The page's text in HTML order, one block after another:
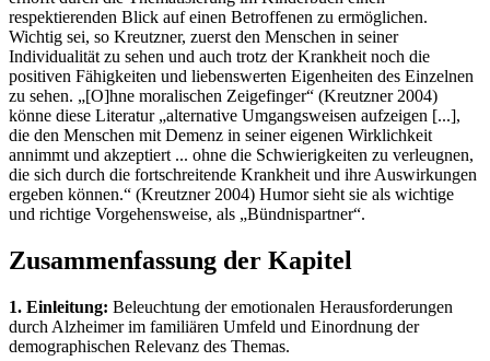
respektierenden Blick auf einen Betroffenen zu ermöglichen.
Wichtig sei, so Kreutzner, zuerst den Menschen in seiner
Individualität zu sehen und auch trotz der Krankheit noch die
positiven Fähigkeiten und liebenswerten Eigenheiten des Einzelnen
zu sehen. „[O]hne moralischen Zeigefinger“ (Kreutzner 2004)
könne diese Literatur „alternative Umgangsweisen aufzeigen [...],
die den Menschen mit Demenz in seiner eigenen Wirklichkeit
annimmt und akzeptiert ... ohne die Schwierigkeiten zu verleugnen,
die sich durch die fortschreitende Krankheit und ihre Auswirkungen
ergeben können.“ (Kreutzner 2004) Humor sieht sie als wichtige
und richtige Vorgehensweise, als „Bündnispartner“.
Zusammenfassung der Kapitel
1. Einleitung: Beleuchtung der emotionalen Herausforderungen
durch Alzheimer im familiären Umfeld und Einordnung der
demographischen Relevanz des Themas.